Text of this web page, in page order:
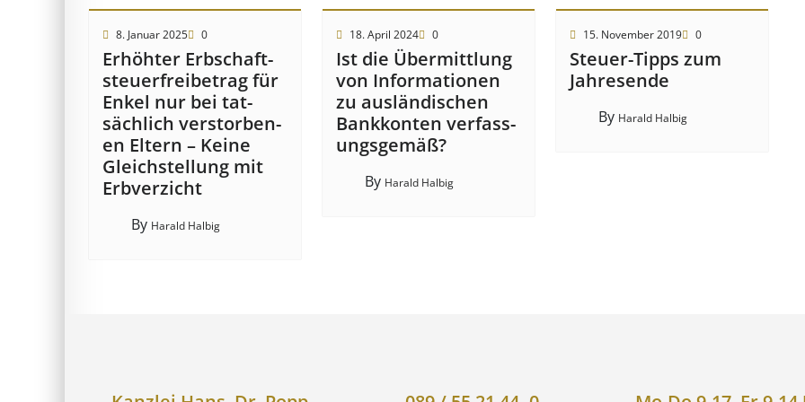
8. Januar 2025 0
Erhöhter Erb­schaft­
steuer­frei­be­trag für
Enkel nur bei tat­
säch­lich ver­storb­en­
en Eltern – Keine
Gleich­stell­ung mit
Erb­verzicht
By Harald Halbig
18. April 2024 0
Ist die Über­mitt­lung
von In­for­mat­ion­en
zu aus­länd­isch­en
Bank­kont­en ver­fass­
ungs­ge­mäß?
By Harald Halbig
15. November 2019 0
Steuer-Tipps zum
Jahresende
By Harald Halbig